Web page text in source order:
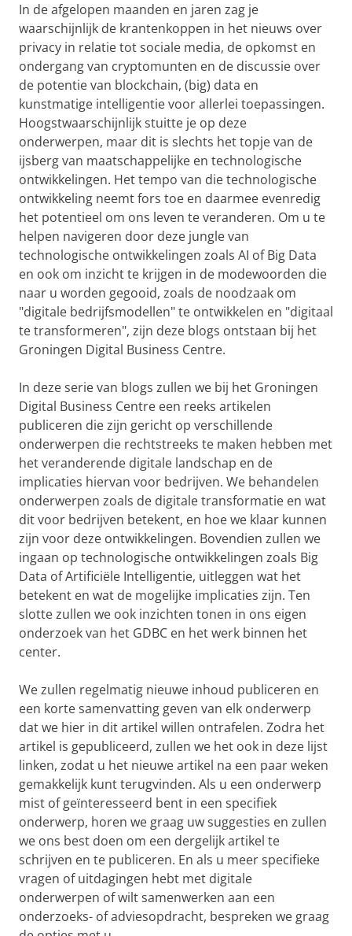
In de afgelopen maanden en jaren zag je
waarschijnlijk de krantenkoppen in het nieuws over
privacy in relatie tot sociale media, de opkomst en
ondergang van cryptomunten en de discussie over
de potentie van blockchain, (big) data en
kunstmatige intelligentie voor allerlei toepassingen.
Hoogstwaarschijnlijk stuitte je op deze
onderwerpen, maar dit is slechts het topje van de
ijsberg van maatschappelijke en technologische
ontwikkelingen. Het tempo van die technologische
ontwikkeling neemt fors toe en daarmee evenredig
het potentieel om ons leven te veranderen. Om u te
helpen navigeren door deze jungle van
technologische ontwikkelingen zoals AI of Big Data
en ook om inzicht te krijgen in de modewoorden die
naar u worden gegooid, zoals de noodzaak om
"digitale bedrijfsmodellen" te ontwikkelen en "digitaal
te transformeren", zijn deze blogs ontstaan bij het
Groningen Digital Business Centre.
In deze serie van blogs zullen we bij het Groningen
Digital Business Centre een reeks artikelen
publiceren die zijn gericht op verschillende
onderwerpen die rechtstreeks te maken hebben met
het veranderende digitale landschap en de
implicaties hiervan voor bedrijven. We behandelen
onderwerpen zoals de digitale transformatie en wat
dit voor bedrijven betekent, en hoe we klaar kunnen
zijn voor deze ontwikkelingen. Bovendien zullen we
ingaan op technologische ontwikkelingen zoals Big
Data of Artificiële Intelligentie, uitleggen wat het
betekent en wat de mogelijke implicaties zijn. Ten
slotte zullen we ook inzichten tonen in ons eigen
onderzoek van het GDBC en het werk binnen het
center.
We zullen regelmatig nieuwe inhoud publiceren en
een korte samenvatting geven van elk onderwerp
dat we hier in dit artikel willen ontrafelen. Zodra het
artikel is gepubliceerd, zullen we het ook in deze lijst
linken, zodat u het nieuwe artikel na een paar weken
gemakkelijk kunt terugvinden. Als u een onderwerp
mist of geïnteresseerd bent in een specifiek
onderwerp, horen we graag uw suggesties en zullen
we ons best doen om een ​​dergelijk artikel te
schrijven en te publiceren. En als u meer specifieke
vragen of uitdagingen hebt met digitale
onderwerpen of wilt samenwerken aan een
onderzoeks- of adviesopdracht, bespreken we graag